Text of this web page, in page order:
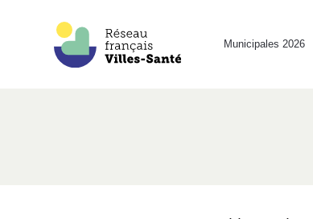
Municipales 2026